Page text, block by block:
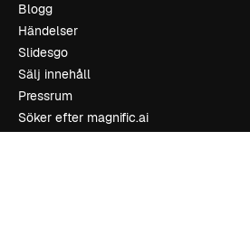
Blogg
Händelser
Slidesgo
Sälj innehåll
Pressrum
Söker efter magnific.ai